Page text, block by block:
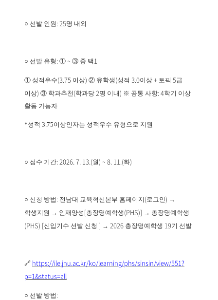
○ 선발 인원 : 25명 내외
○ 선발 유형 : ① ~ ③ 중 택 1
① 성적우수(3.75 이상) ② 유학생(성적 3.0이상 + 토픽 5급
이상) ③ 학과추천 (학과당 2명 이내) ※ 공통 사항: 4학기 이상
활동 가능자
*성적 3.75이상인자는 성적우수 유형으로 지원
○ 접수 기간: 2026. 7. 13.(월) ~ 8. 11.(화)
○ 신청 방법 : 전남대 교육혁신본부 홈페이지 (로그인) →
학생지원 → 인재양성 [총장명예학생(PHS)] → 총장명예학생
(PHS) [신입기수 선발 신청 ] → 2026 총장명예학생 19기 선발
🔗 https://ile.jnu.ac.kr/ko/learning/phs/sinsin/view/551?
p=1&status=all
○ 선발 방법 :